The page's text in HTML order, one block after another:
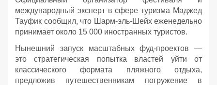
международный эксперт в сфере туризма Маджед
Тауфик сообщил, что Шарм-эль-Шейх еженедельно
принимает около 15 000 иностранных туристов.
Нынешний запуск масштабных фуд-проектов —
это стратегическая попытка властей уйти от
классического формата пляжного отдыха,
предложив путешественникам погружение в